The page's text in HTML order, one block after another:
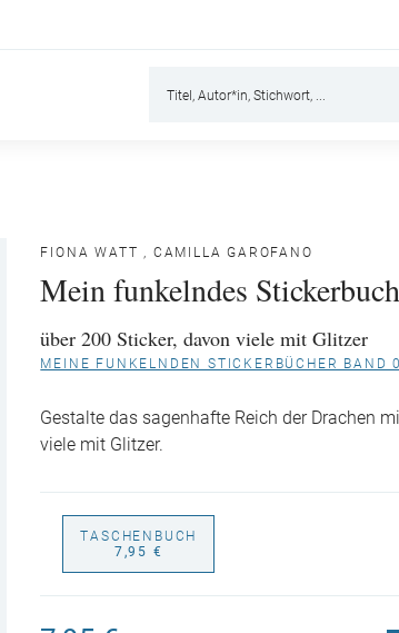
FIONA WATT , CAMILLA GAROFANO
Mein funkelndes
über 200 Sticker, davon viele mit Glitzer
MEINE FUNKELNDEN STICKERBÜCHER BAND 0
Gestalte das sagenhafte Reich der Drachen
viele mit Glitzer.
TASCHENBUCH
7,95 €